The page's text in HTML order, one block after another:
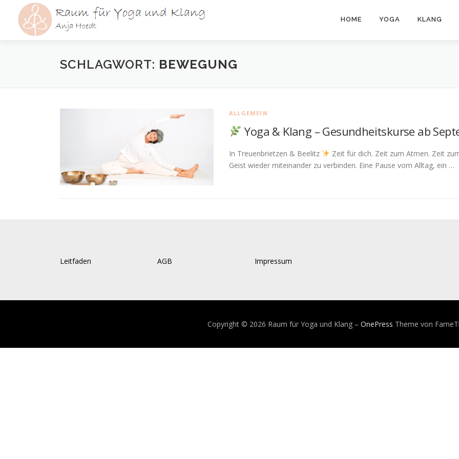
springen
HOME YOGA KLANG
SCHLAGWORT: BEWEGUNG
ALLGEMEIN
Yoga & Klang – Gesundheitskurse ab
In Treuenbrietzen & Beelitz
Zeit für dich. Zeit zum Atmen. Zeit
Geist wieder miteinander zu verbinden. Eine Pause vom Alltag, ein …
Leitfaden AGB Impressum
Copyright © 2026 Raum für Yoga und Klang – OnePress Theme von